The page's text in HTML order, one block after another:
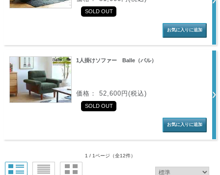
SOLD OUT
1人掛けソファー Balle（バル）
価格： 52,600円(税込)
SOLD OUT
1 / 1ページ （全12件）